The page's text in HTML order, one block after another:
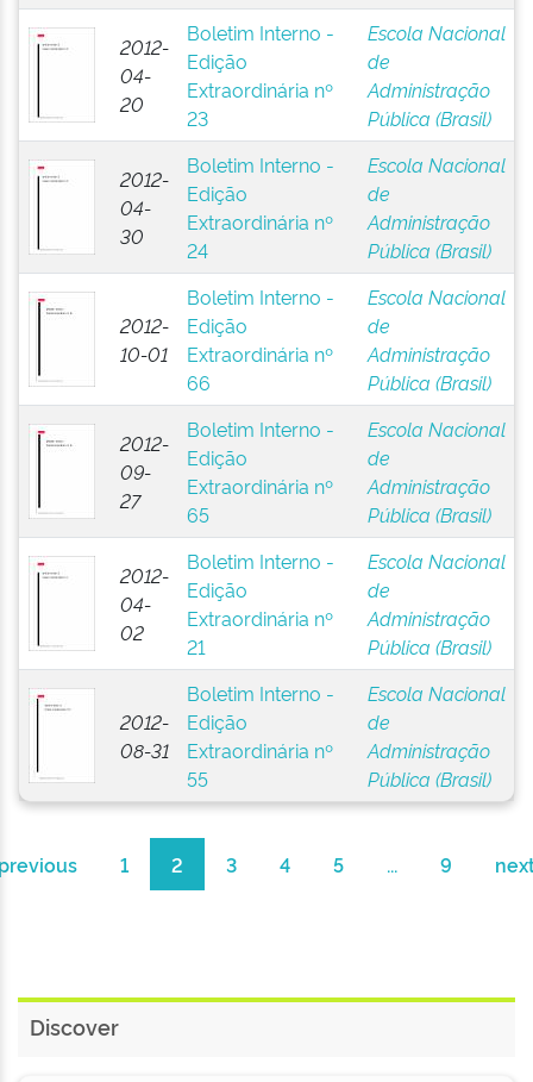
2012-
04-
20
Boletim Interno -
Edição
Extraordinária nº
23
Escola Nacional
de
Administração
Pública (Brasil)
2012-
04-
30
Boletim Interno -
Edição
Extraordinária nº
24
Escola Nacional
de
Administração
Pública (Brasil)
2012-
10-01
Boletim Interno -
Edição
Extraordinária nº
66
Escola Nacional
de
Administração
Pública (Brasil)
2012-
09-
27
Boletim Interno -
Edição
Extraordinária nº
65
Escola Nacional
de
Administração
Pública (Brasil)
2012-
04-
02
Boletim Interno -
Edição
Extraordinária nº
21
Escola Nacional
de
Administração
Pública (Brasil)
2012-
08-31
Boletim Interno -
Edição
Extraordinária nº
55
Escola Nacional
de
Administração
Pública (Brasil)
1 2 3 4 5 ... 9
Discover